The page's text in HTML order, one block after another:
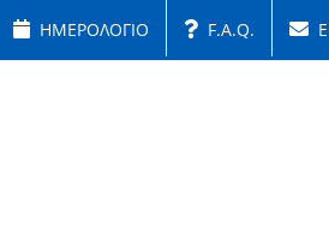
ΗΜΕΡΟΛΟΓΙΟ F.A.Q.